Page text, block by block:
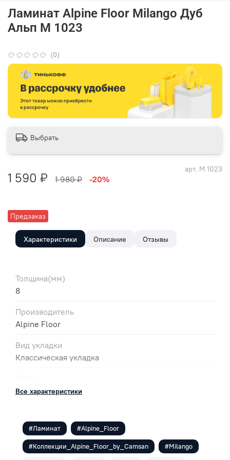
(0)
арт. М 1023
Предзаказ
Ламинат Alpine Floor Milango Дуб
Альп М 1023
1 590 ₽ 1 980 ₽ -20%
Выбрать
Характеристики Описание Отзывы
Толщина(мм)
8
Производитель
Alpine Floor
Вид укладки
Классическая укладка
4V
Светло-серый
Класс
Все характеристики
#Ламинат #Alpine_Floor
#Коллекции_Alpine_Floor_by_Camsan #Milango